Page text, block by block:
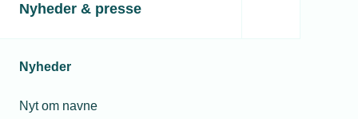
Nyheder & presse
Nyheder
Nyt om navne